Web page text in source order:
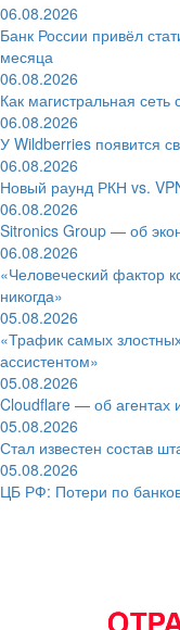
06.08.2026
Банк России привёл
месяца
06.08.2026
Как магистральная
06.08.2026
У Wildberries появится
06.08.2026
Новый раунд РКН vs.
06.08.2026
Sitronics Group — об
06.08.2026
«Человеческий фактор
никогда»
05.08.2026
«Трафик самых
ассистентом»
05.08.2026
Cloudflare — об агентах
05.08.2026
Стал известен состав
05.08.2026
ЦБ РФ: Потери по